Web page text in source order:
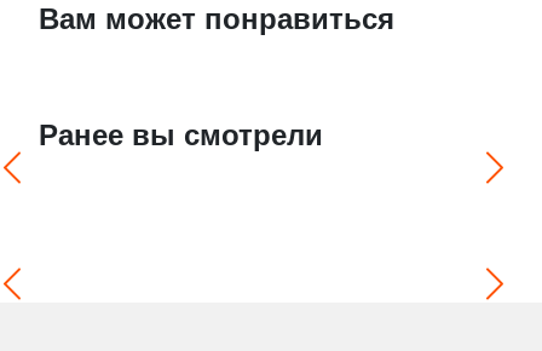
Вам может понравиться
Ранее вы смотрели